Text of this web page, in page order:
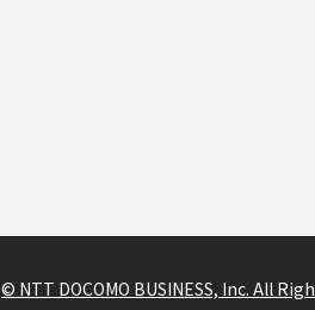
© NTT DOCOMO BUSINESS, Inc. All